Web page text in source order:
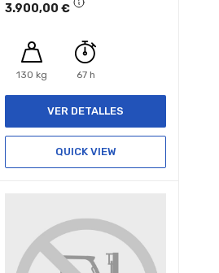
3.900,00 €
130 kg 67 h
VER DETALLES
QUICK VIEW